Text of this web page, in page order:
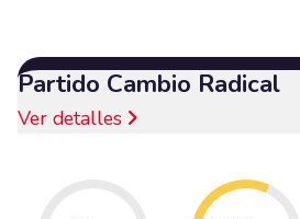
Partido Cambio Radical
Ver detalles